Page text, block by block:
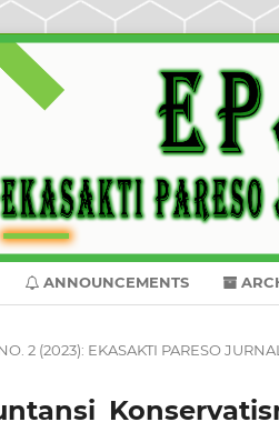
ANNOUNCEMENTS
2 (2023): EKASAKTI PARESO